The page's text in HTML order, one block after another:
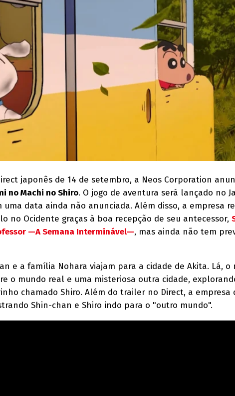
japonês de 14 de setembro, a Neos Corporation
no Machi no Shiro. O jogo de aventura será lançado no
uma data ainda não anunciada. Além disso, a empresa
no Ocidente graças à boa recepção de seu antecessor,
—A Semana Interminável—, mas ainda não tem
e a família Nohara viajam para a cidade de Akita. Lá, o
o mundo real e uma misteriosa outra cidade,
chamado Shiro. Além do trailer no Direct, a empresa
Shin-chan e Shiro indo para o "outro mundo".